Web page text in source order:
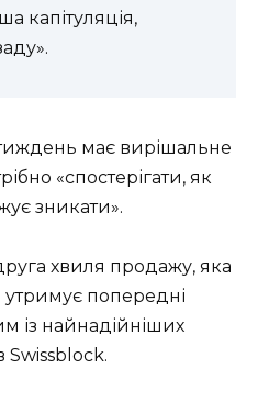
капітуляція,
має вирішальне
«спостерігати, як
зникати».
хвиля продажу, яка
утримує попередні
із найнадійніших
Swissblock.